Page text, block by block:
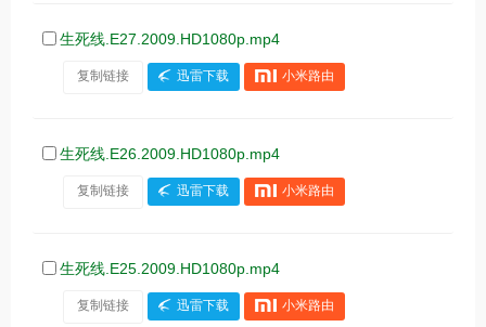
生死线.E27.2009.HD1080p.mp4
复制链接 迅雷下载 小米路由
生死线.E26.2009.HD1080p.mp4
复制链接 迅雷下载 小米路由
生死线.E25.2009.HD1080p.mp4
复制链接 迅雷下载 小米路由